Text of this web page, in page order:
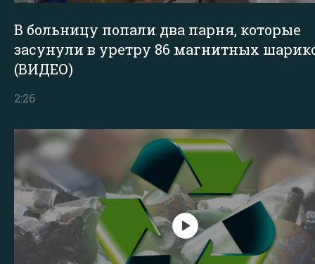
В больницу попали два парня, которые
засунули в уретру 86 магнитных
(ВИДЕО)
2:26